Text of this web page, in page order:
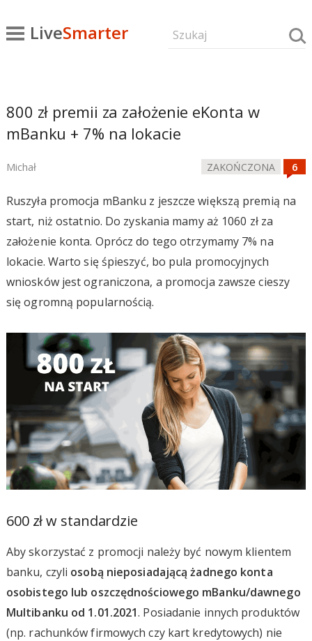
LiveSmarter
800 zł premii za założenie eKonta w
mBanku + 7% na lokacie
Michał ZAKOŃCZONA
Ruszyła promocja mBanku z jeszcze większą premią na
start, niż ostatnio. Do zyskania mamy aż 1060 zł za
założenie konta. Oprócz do tego otrzymamy 7% na
lokacie. Warto się śpieszyć, bo pula promocyjnych
wniosków jest ograniczona, a promocja zawsze cieszy
się ogromną popularnością.
600 zł w standardzie
Aby skorzystać z promocji należy być nowym klientem
banku, czyli osobą nieposiadającą żadnego konta
osobistego lub oszczędnościowego mBanku/dawnego
Multibanku od 1.01.2021. Posiadanie innych produktów
(np. rachunków firmowych czy kart kredytowych) nie